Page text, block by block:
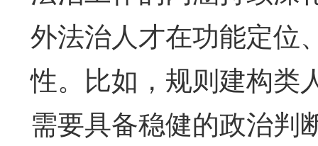
外法治人才在功能定位
性。比如，规则建构类
需要具备稳健的政治判